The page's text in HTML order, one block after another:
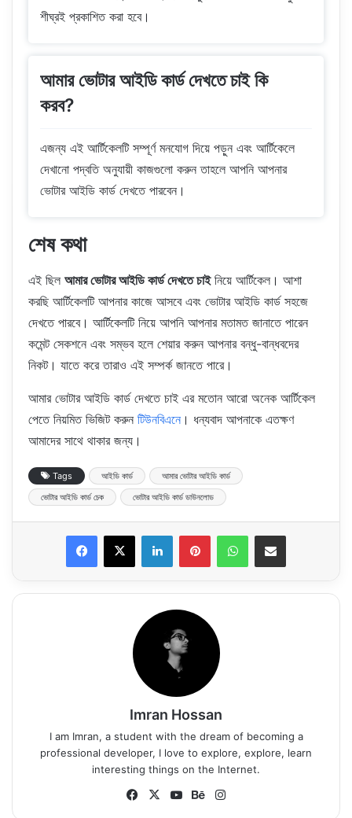
শীঘ্রই প্রকাশিত করা হবে।
আমার ভোটার আইডি কার্ড দেখতে চাই কি
করব?
এজন্য এই আর্টিকেলটি সম্পূর্ণ মনযোগ দিয়ে পড়ুন এবং আর্টিকেলে
দেখানো পদ্বতি অনুযায়ী কাজগুলো করুন তাহলে আপনি আপনার
ভোটার আইডি কার্ড দেখতে পারবেন।
শেষ কথা
এই ছিল আমার ভোটার আইডি কার্ড দেখতে চাইনিয়ে আর্টিকেল। আশা
করছি আর্টিকেলটি আপনার কাজে আসবে এবং ভোটার আইডি কার্ড সহজে
দেখতে পারবে। আর্টিকেলটি নিয়ে আপনি আপনার মতামত জানাতে পারেন
কমেন্ট সেকশনে এবং সম্ভব হলে শেয়ার করুন আপনার বন্ধু-বান্ধবদের
নিকট। যাতে করে তারাও এই সম্পর্ক জানতে পারে।
আমার ভোটার আইডি কার্ড দেখতে চাই এর মতোন আরো অনেক আর্টিকেল
পেতে নিয়মিত ভিজিট করুন টিউনবিএনে । ধন্যবাদ আপনাকে এতক্ষণ
আমাদের সাথে থাকার জন্য।
Tags আইডি কার্ড
আমার ভোটার আইডি কার্ড
ভোটার আইডি কার্ড চেক
ভোটার আইডি কার্ড ডাউনলোড
Imran Hossan
I am Imran, a student with the dream of becoming a
professional developer, I love to explore, explore, learn
interesting things on the Internet.
Fa
X
Yo
Be